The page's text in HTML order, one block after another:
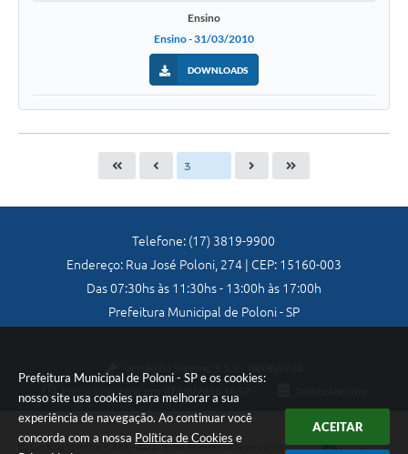
Prefeitura Municipal de Poloni - SP e os cookies:
nosso site usa cookies para melhorar a sua
experiência de navegação. Ao continuar você
concorda com a nossa Política de Cookies e
ACEITAR
Ensino
Ensino - 31/03/2010
DOWNLOADS
Telefone: (17) 3819-9900
Endereço: Rua José Poloni, 274 | CEP: 15160-003
Das 07:30hs às 11:30hs - 13:00h às 17:00h
Prefeitura Municipal de Poloni - SP
Portal atualizado em:
07/08/2026 16:52
Copyright Instar - 2006-2026. Todos os direitos reservados -